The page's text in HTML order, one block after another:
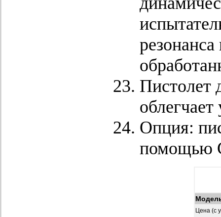
Пистолет
Опция:
Цена (с